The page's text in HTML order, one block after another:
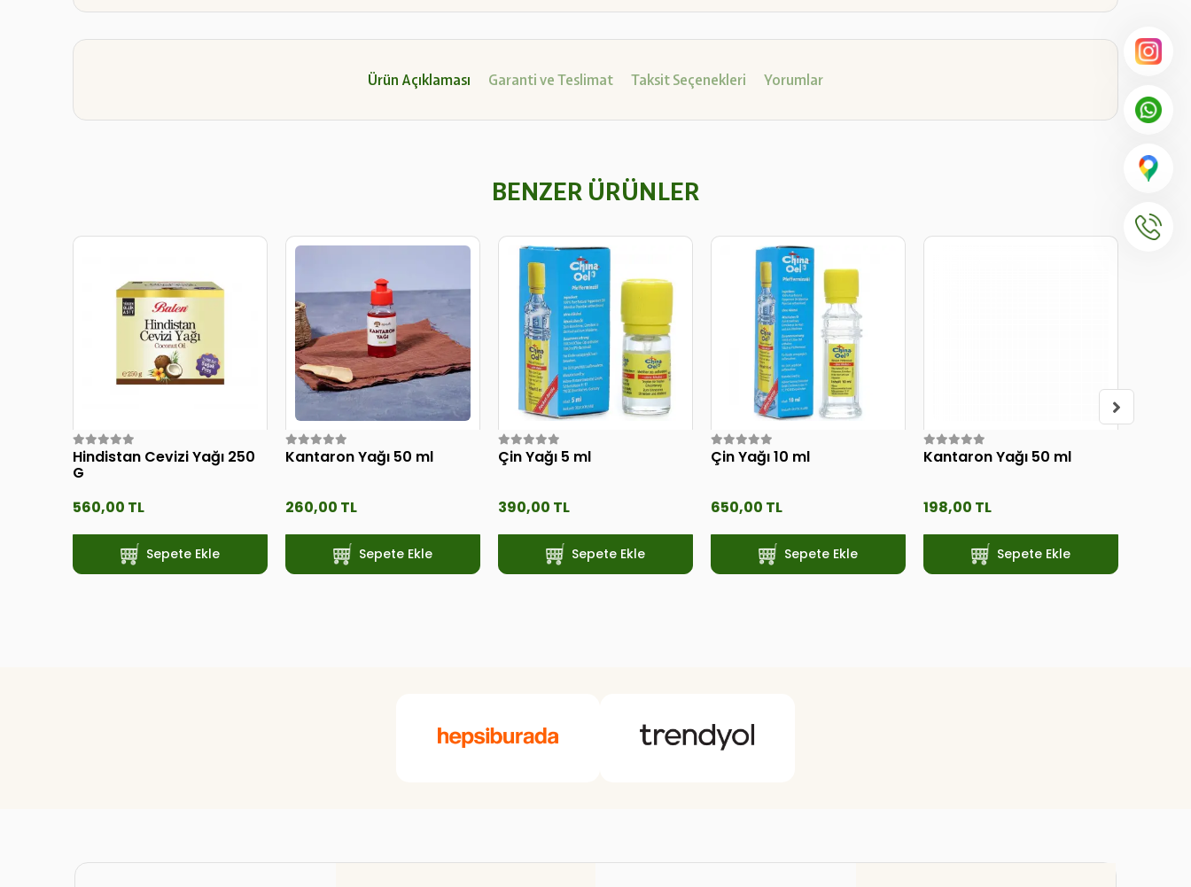
Ürün Açıklaması Garanti ve Teslimat Taksit Seçenekleri Yorumlar
BENZER ÜRÜNLER
Hindistan Cevizi Yağı 250
G
560,00 TL
Sepete Ekle
Kantaron Yağı 50 ml
260,00 TL
Sepete Ekle
Çin Yağı 5 ml
390,00 TL
Sepete Ekle
Çin Yağı 10 ml
650,00 TL
Sepete Ekle
Kantaron Yağı 50 ml
198,00 TL
Sepete Ekle